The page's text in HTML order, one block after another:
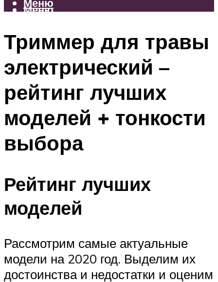
Меню
Меню
Триммер для травы
электрический –
рейтинг лучших
моделей + тонкости
выбора
Рейтинг лучших
моделей
Рассмотрим самые актуальные
модели на 2020 год. Выделим их
достоинства и недостатки и оценим